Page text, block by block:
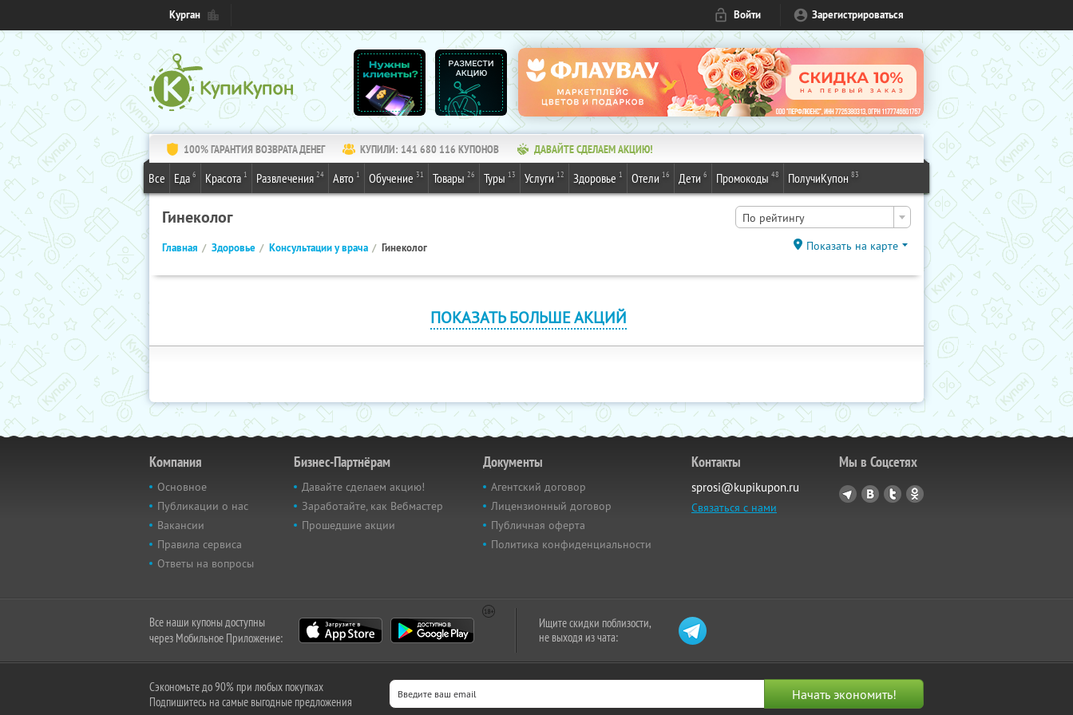
Курган Войти Зарегистрироваться
100% ГАРАНТИЯ ВОЗВРАТА ДЕНЕГ КУПИЛИ: 141 680 116 КУПОНОВ ДАВАЙТЕ СДЕЛАЕМ АКЦИЮ!
Все Еда 6 Красота 1 Развлечения 24 Авто 1 Обучение 31 Товары 26 Туры 13 Услуги 12 Здоровье 1 Отели 16 Дети 6 Промокоды 48 ПолучиКупон 83
Гинеколог По рейтингу
Главная Здоровье Консультации у врача Гинеколог Показать на карте
ПОКАЗАТЬ БОЛЬШЕ АКЦИЙ
Компания
Основное
Публикации о нас
Вакансии
Правила сервиса
Ответы на вопросы
Бизнес-Партнёрам
Давайте сделаем акцию!
Заработайте, как Вебмастер
Прошедшие акции
Документы
Агентский договор
Лицензионный договор
Публичная оферта
Политика конфиденциальности
Контакты
sprosi@kupikupon.ru
Связаться с нами
Мы в Соцсетях
Все наши купоны доступны
через Мобильное Приложение:
Ищите скидки поблизости,
не выходя из чата:
Сэкономьте до 90% при любых покупках
Подпишитесь на самые выгодные предложения